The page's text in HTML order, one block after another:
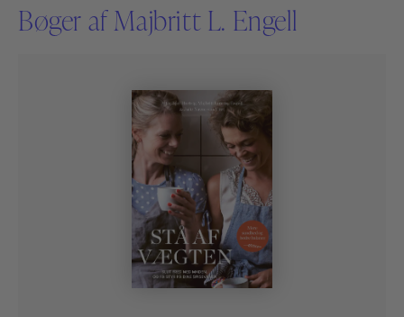
Bøger af Majbritt L. Engell